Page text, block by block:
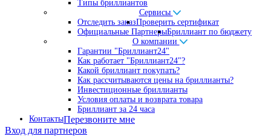
Типы бриллиантов
Сервисы
Отследить заказПроверить сертификат
Официальные ПартнерыБриллиант по бюджету
О компании
Гарантии "Бриллиант24"
Как работает "Бриллиант24"?
Какой бриллиант покупать?
Как рассчитываются цены на бриллианты?
Инвестиционные бриллианты
Условия оплаты и возврата товара
Бриллиант за 24 часа
КонтактыПерезвоните мне
Вход для партнеров